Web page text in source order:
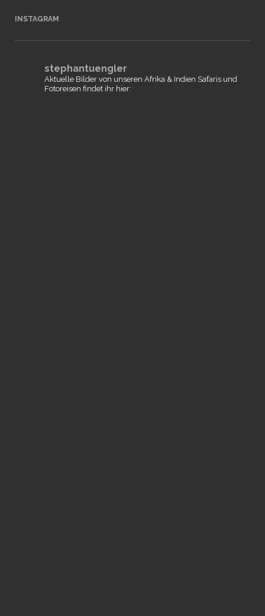
INSTAGRAM
stephantuengler
Aktuelle Bilder von unseren Afrika & Indien Safaris und
Fotoreisen findet ihr hier: